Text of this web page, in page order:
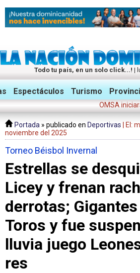
Todo tu país, en un solo click...! |
Twitter Facebook Instagram
Espectáculos Turismo
OMSA iniciará
Portada » publicado en Deportivas
| El:
noviembre del 2025
Torneo Béisbol Invernal
Estrellas se
Licey y frenan
derrotas;
Toros y fue
lluvia juego
res